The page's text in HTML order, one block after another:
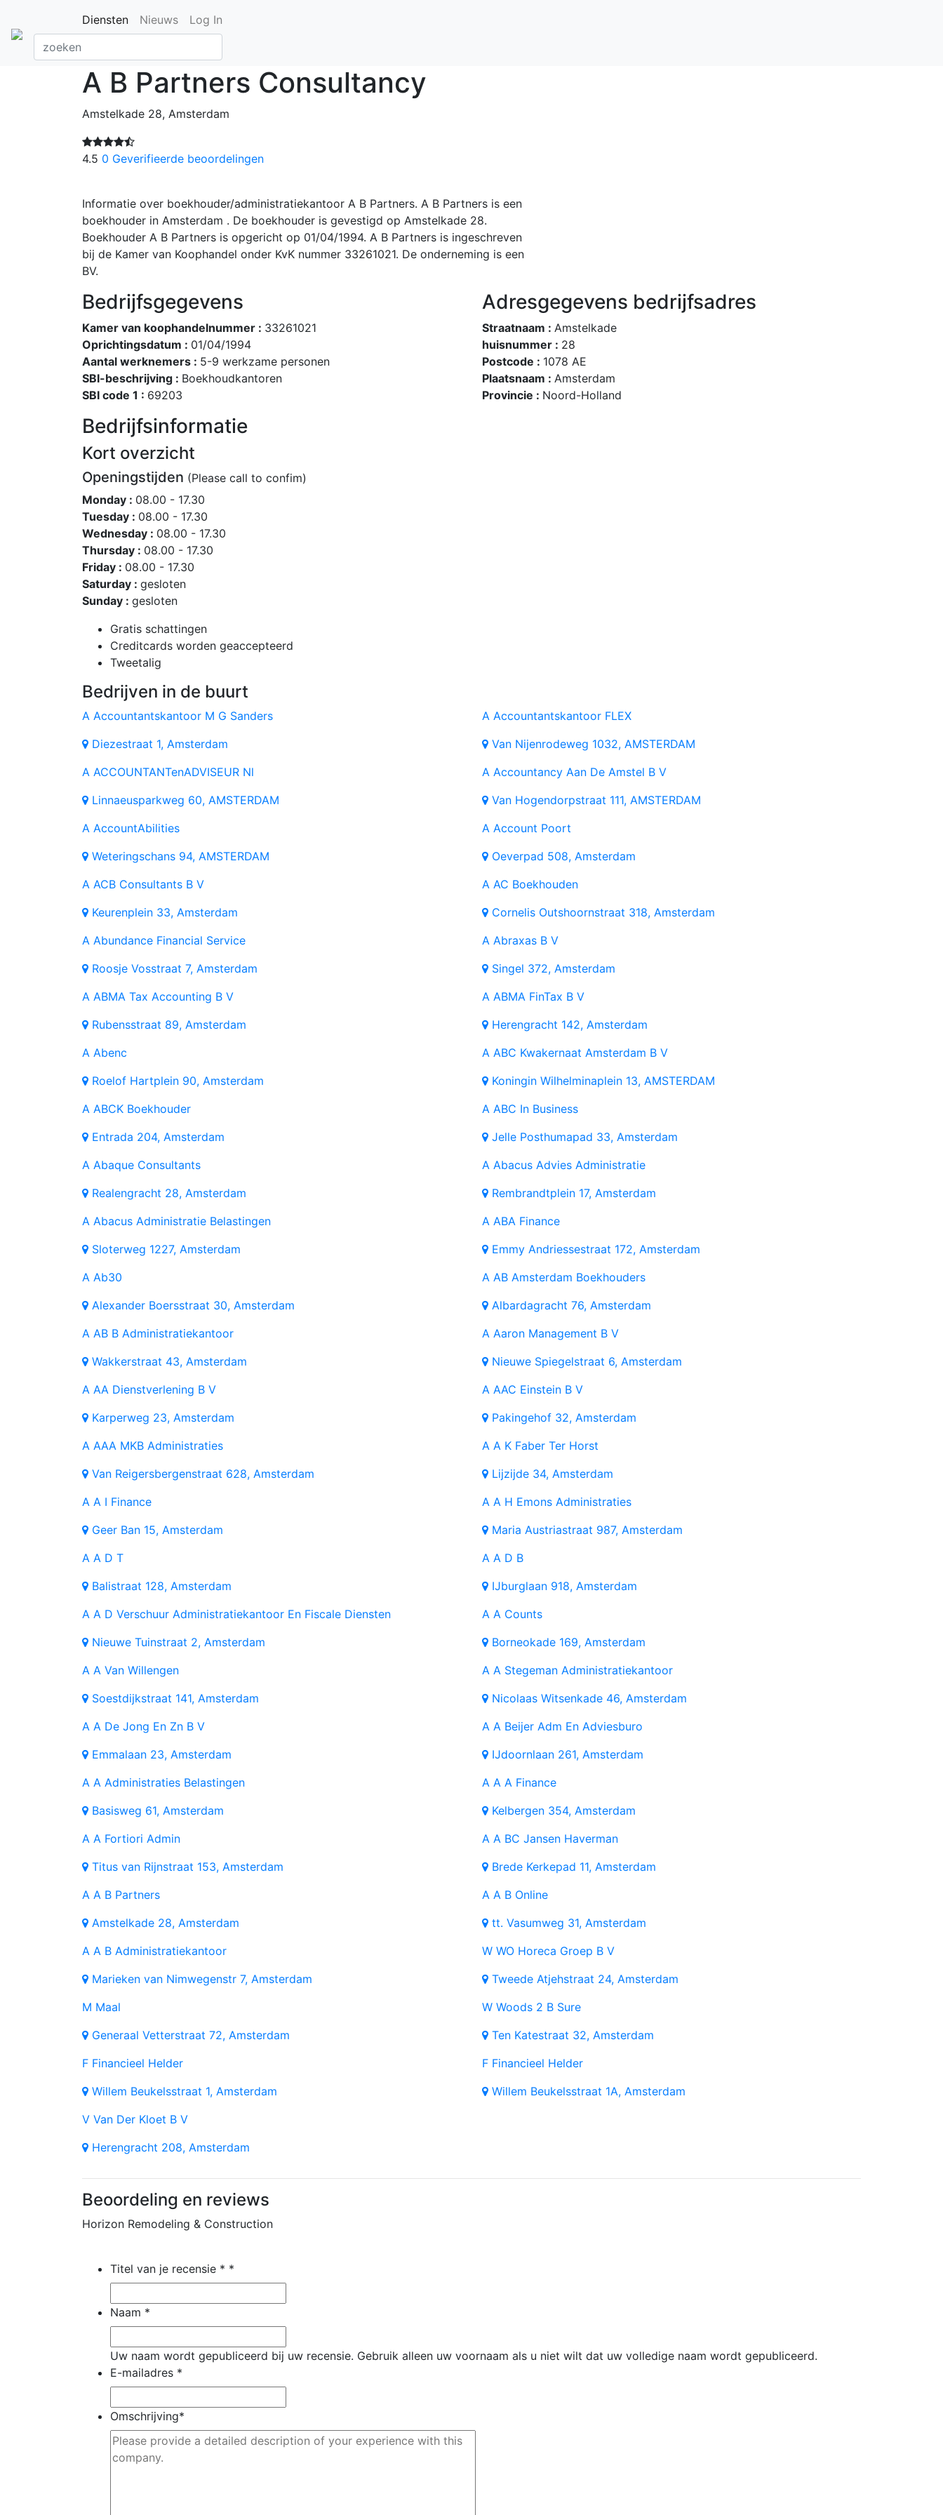
Diensten Nieuws Log In
A B Partners Consultancy
Amstelkade 28, Amsterdam
4.5 0 Geverifieerde beoordelingen
Informatie over boekhouder/administratiekantoor A B Partners. A B Partners is een
boekhouder in Amsterdam . De boekhouder is gevestigd op Amstelkade 28.
Boekhouder A B Partners is opgericht op 01/04/1994. A B Partners is ingeschreven
bij de Kamer van Koophandel onder KvK nummer 33261021. De onderneming is een
BV.
Bedrijfsgegevens
Kamer van koophandelnummer : 33261021
Oprichtingsdatum : 01/04/1994
Aantal werknemers : 5-9 werkzame personen
SBI-beschrijving : Boekhoudkantoren
SBI code 1 : 69203
Adresgegevens bedrijfsadres
Straatnaam : Amstelkade
huisnummer : 28
Postcode : 1078 AE
Plaatsnaam : Amsterdam
Provincie : Noord-Holland
Bedrijfsinformatie
Kort overzicht
Openingstijden (Please call to confim)
Monday : 08.00 - 17.30
Tuesday : 08.00 - 17.30
Wednesday : 08.00 - 17.30
Thursday : 08.00 - 17.30
Friday : 08.00 - 17.30
Saturday : gesloten
Sunday : gesloten
Gratis schattingen
Creditcards worden geaccepteerd
Tweetalig
Bedrijven in de buurt
A Accountantskantoor M G Sanders
Diezestraat 1, Amsterdam
A Accountantskantoor FLEX
Van Nijenrodeweg 1032, AMSTERDAM
A ACCOUNTANTenADVISEUR Nl
Linnaeusparkweg 60, AMSTERDAM
A Accountancy Aan De Amstel B V
Van Hogendorpstraat 111, AMSTERDAM
A AccountAbilities
Weteringschans 94, AMSTERDAM
A Account Poort
Oeverpad 508, Amsterdam
A ACB Consultants B V
Keurenplein 33, Amsterdam
A AC Boekhouden
Cornelis Outshoornstraat 318, Amsterdam
A Abundance Financial Service
Roosje Vosstraat 7, Amsterdam
A Abraxas B V
Singel 372, Amsterdam
A ABMA Tax Accounting B V
Rubensstraat 89, Amsterdam
A ABMA FinTax B V
Herengracht 142, Amsterdam
A Abenc
Roelof Hartplein 90, Amsterdam
A ABC Kwakernaat Amsterdam B V
Koningin Wilhelminaplein 13, AMSTERDAM
A ABCK Boekhouder
Entrada 204, Amsterdam
A ABC In Business
Jelle Posthumapad 33, Amsterdam
A Abaque Consultants
Realengracht 28, Amsterdam
A Abacus Advies Administratie
Rembrandtplein 17, Amsterdam
A Abacus Administratie Belastingen
Sloterweg 1227, Amsterdam
A ABA Finance
Emmy Andriessestraat 172, Amsterdam
A Ab30
Alexander Boersstraat 30, Amsterdam
A AB Amsterdam Boekhouders
Albardagracht 76, Amsterdam
A AB B Administratiekantoor
Wakkerstraat 43, Amsterdam
A Aaron Management B V
Nieuwe Spiegelstraat 6, Amsterdam
A AA Dienstverlening B V
Karperweg 23, Amsterdam
A AAC Einstein B V
Pakingehof 32, Amsterdam
A AAA MKB Administraties
Van Reigersbergenstraat 628, Amsterdam
A A K Faber Ter Horst
Lijzijde 34, Amsterdam
A A I Finance
Geer Ban 15, Amsterdam
A A H Emons Administraties
Maria Austriastraat 987, Amsterdam
A A D T
Balistraat 128, Amsterdam
A A D B
IJburglaan 918, Amsterdam
A A D Verschuur Administratiekantoor En Fiscale Diensten
Nieuwe Tuinstraat 2, Amsterdam
A A Counts
Borneokade 169, Amsterdam
A A Van Willengen
Soestdijkstraat 141, Amsterdam
A A Stegeman Administratiekantoor
Nicolaas Witsenkade 46, Amsterdam
A A De Jong En Zn B V
Emmalaan 23, Amsterdam
A A Beijer Adm En Adviesburo
IJdoornlaan 261, Amsterdam
A A Administraties Belastingen
Basisweg 61, Amsterdam
A A A Finance
Kelbergen 354, Amsterdam
A A Fortiori Admin
Titus van Rijnstraat 153, Amsterdam
A A BC Jansen Haverman
Brede Kerkepad 11, Amsterdam
A A B Partners
Amstelkade 28, Amsterdam
A A B Online
tt. Vasumweg 31, Amsterdam
A A B Administratiekantoor
Marieken van Nimwegenstr 7, Amsterdam
W WO Horeca Groep B V
Tweede Atjehstraat 24, Amsterdam
M Maal
Generaal Vetterstraat 72, Amsterdam
W Woods 2 B Sure
Ten Katestraat 32, Amsterdam
F Financieel Helder
Willem Beukelsstraat 1, Amsterdam
F Financieel Helder
Willem Beukelsstraat 1A, Amsterdam
V Van Der Kloet B V
Herengracht 208, Amsterdam
Beoordeling en reviews
Horizon Remodeling & Construction
Titel van je recensie * *
Naam *
Uw naam wordt gepubliceerd bij uw recensie. Gebruik alleen uw voornaam als u niet wilt dat uw volledige naam wordt gepubliceerd.
E-mailadres *
Omschrijving*